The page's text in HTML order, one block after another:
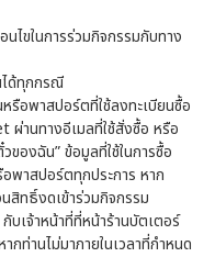
ไขในการร่วมกิจกรรมกับทาง
ได้ทุกกรณี
รือพาสปอร์ตที่ใช้ลงทะเบียนซื้อ
านทางอีเมลที่ใช้สั่งซื้อ หรือ
ของฉัน” ข้อมูลที่ใช้ในการซื้อ
พาสปอร์ตทุกประการ หาก
สิทธิ์งดเข้าร่วมกิจกรรม
เจ้าหน้าที่ที่หน้าร้านบัตเตอร์
ท่านไม่มาภายในเวลาที่กำหนด